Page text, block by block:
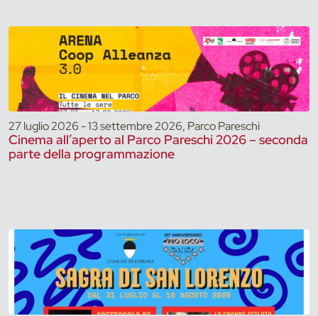
27 luglio 2026 - 13 settembre 2026, Parco Pareschi
Cinema all’aperto al Parco Pareschi 2026 – seconda
parte della programmazione